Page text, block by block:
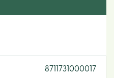
8711731000017